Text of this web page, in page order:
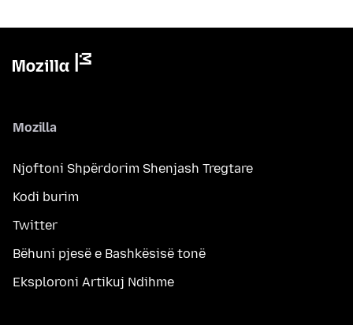
Mozilla
Njoftoni Shpërdorim Shenjash Tregtare
Kodi burim
Twitter
Bëhuni pjesë e Bashkësisë tonë
Eksploroni Artikuj Ndihme